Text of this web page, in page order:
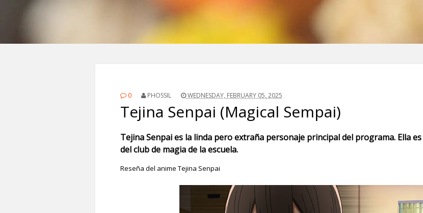
0 PHOSSIL WEDNESDAY, FEBRUARY 05, 2025
Tejina Senpai (Magical Sempai)
Tejina Senpai es la linda pero extraña personaje principal del programa. Ella
del club de magia de la escuela.
Reseña del anime Tejina Senpai